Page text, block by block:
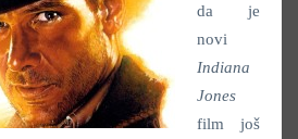
da je
novi
Indiana
Jones
film još